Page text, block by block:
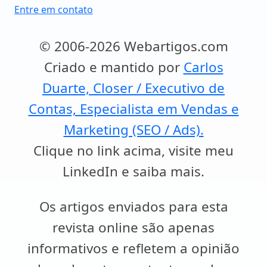
Entre em contato
© 2006-2026 Webartigos.com
Criado e mantido por Carlos
Duarte, Closer / Executivo de
Contas, Especialista em Vendas e
Marketing (SEO / Ads).
Clique no link acima, visite meu
LinkedIn e saiba mais.
Os artigos enviados para esta
revista online são apenas
informativos e refletem a opinião